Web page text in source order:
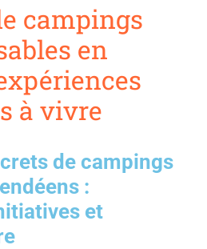
campings
en
à vivre
de campings
:
et